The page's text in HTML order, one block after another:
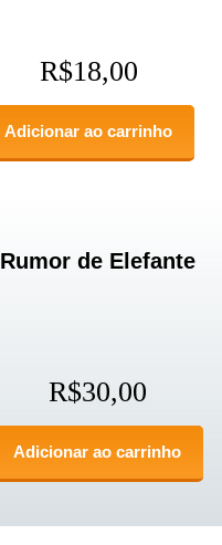
R$18,00
Adicionar ao carrinho
Rumor de Elefante
R$30,00
Adicionar ao carrinho